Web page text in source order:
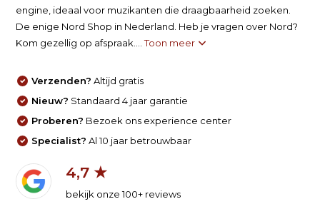
engine, ideaal voor muzikanten die draagbaarheid zoeken.
De enige Nord Shop in Nederland. Heb je vragen over Nord?
Kom gezellig op afspraak....Toon meer
Verzenden? Altijd gratis
Nieuw? Standaard 4 jaar garantie
Proberen? Bezoek ons experience center
Specialist? Al 10 jaar betrouwbaar
4,7 ★
bekijk onze 100+ reviews